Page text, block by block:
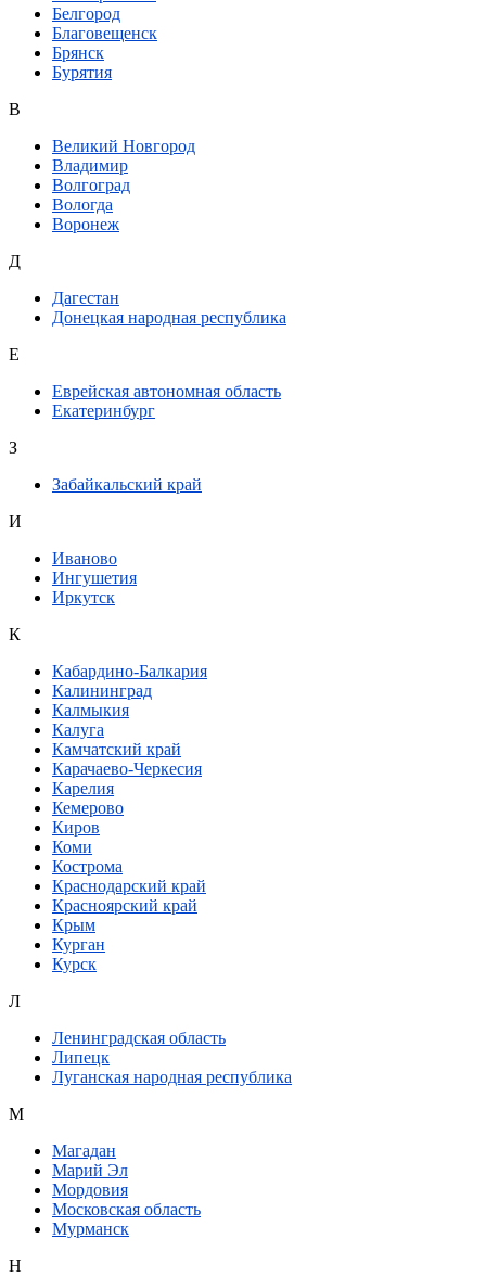
Белгород
Благовещенск
Брянск
Бурятия
В
Великий Новгород
Владимир
Волгоград
Вологда
Воронеж
Д
Дагестан
Донецкая народная республика
Е
Еврейская автономная область
Екатеринбург
З
Забайкальский край
И
Иваново
Ингушетия
Иркутск
К
Кабардино-Балкария
Калининград
Калмыкия
Калуга
Камчатский край
Карачаево-Черкесия
Карелия
Кемерово
Киров
Коми
Кострома
Краснодарский край
Красноярский край
Крым
Курган
Курск
Л
Ленинградская область
Липецк
Луганская народная республика
М
Магадан
Марий Эл
Мордовия
Московская область
Мурманск
Н